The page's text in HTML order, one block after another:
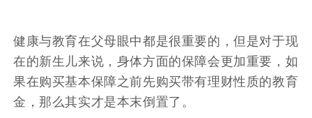
健康与教育在父母眼中都是很重要的，但是对于现
在的新生儿来说，身体方面的保障会更加重要，如
果在购买基本保障之前先购买带有理财性质的教育
金，那么其实才是本末倒置了。